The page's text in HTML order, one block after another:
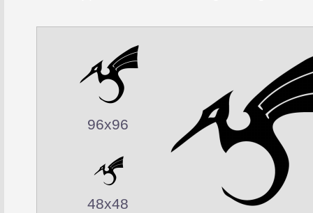
96x96
48x48